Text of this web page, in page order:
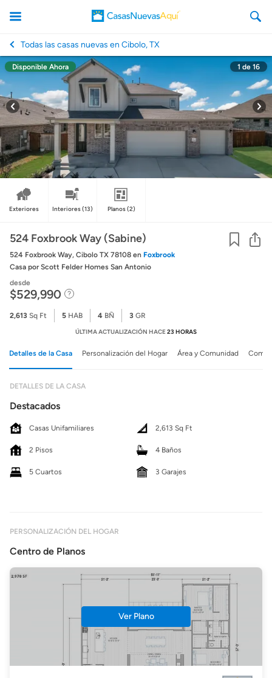
CasasNuevasAqui
Todas las casas nuevas en Cibolo, TX
Disponible Ahora 1 de 16
Exteriores Interiores(13) Planos(2)
524 Foxbrook Way (Sabine)
524 Foxbrook Way, Cibolo TX 78108 en Foxbrook
Casa por Scott Felder Homes San Antonio
desde
$529,990
2,613 Sq Ft 5 HAB 4 BÑ 3 GR
ÚLTIMA ACTUALIZACIÓN HACE23 HORAS
Detalles de la Casa Personalización del Hogar Área y Comunidad
DETALLES DE LA CASA
Destacados
Casas Unifamiliares 2,613 Sq Ft
2 Pisos 4 Baños
5 Cuartos 3 Garajes
PERSONALIZACIÓN DEL HOGAR
Centro de Planos
Ver Plano